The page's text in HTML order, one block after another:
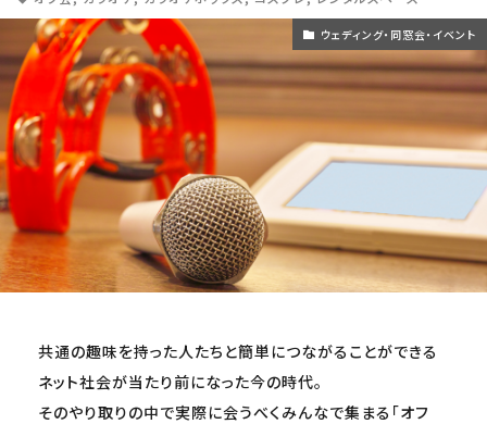
ウェディング・同窓会・イベント
共通の趣味を持った人たちと簡単につながることができる
ネット社会が当たり前になった今の時代。
そのやり取りの中で実際に会うべくみんなで集まる「オフ